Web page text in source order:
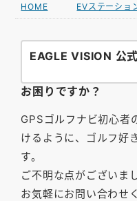
HOME EVステーショ
EAGLE VISION 公
お困りですか？
GPSゴルフナビ初心者
けるように、ゴルフ好
す。
ご不明な点がございま
お気軽にお問い合わせ